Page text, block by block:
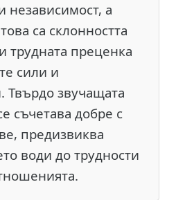
независимост, а
са склонността
трудната преценка
сили и
Твърдо звучащата
съчетава добре с
предизвиква
води до трудности